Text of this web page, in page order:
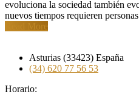
evoluciona la sociedad también
nuevos tiempos requieren
Read More
Asturias (33423) España
(34) 620 77 56 53
Horario: